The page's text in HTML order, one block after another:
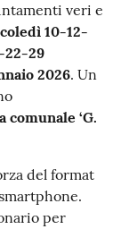
veri e
10-12-
22-29
2026. Un
comunale ‘G.
del format
per